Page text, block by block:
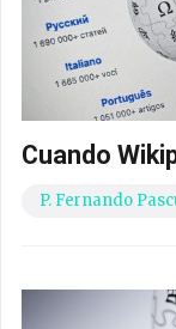
Cuando
P. Fernando